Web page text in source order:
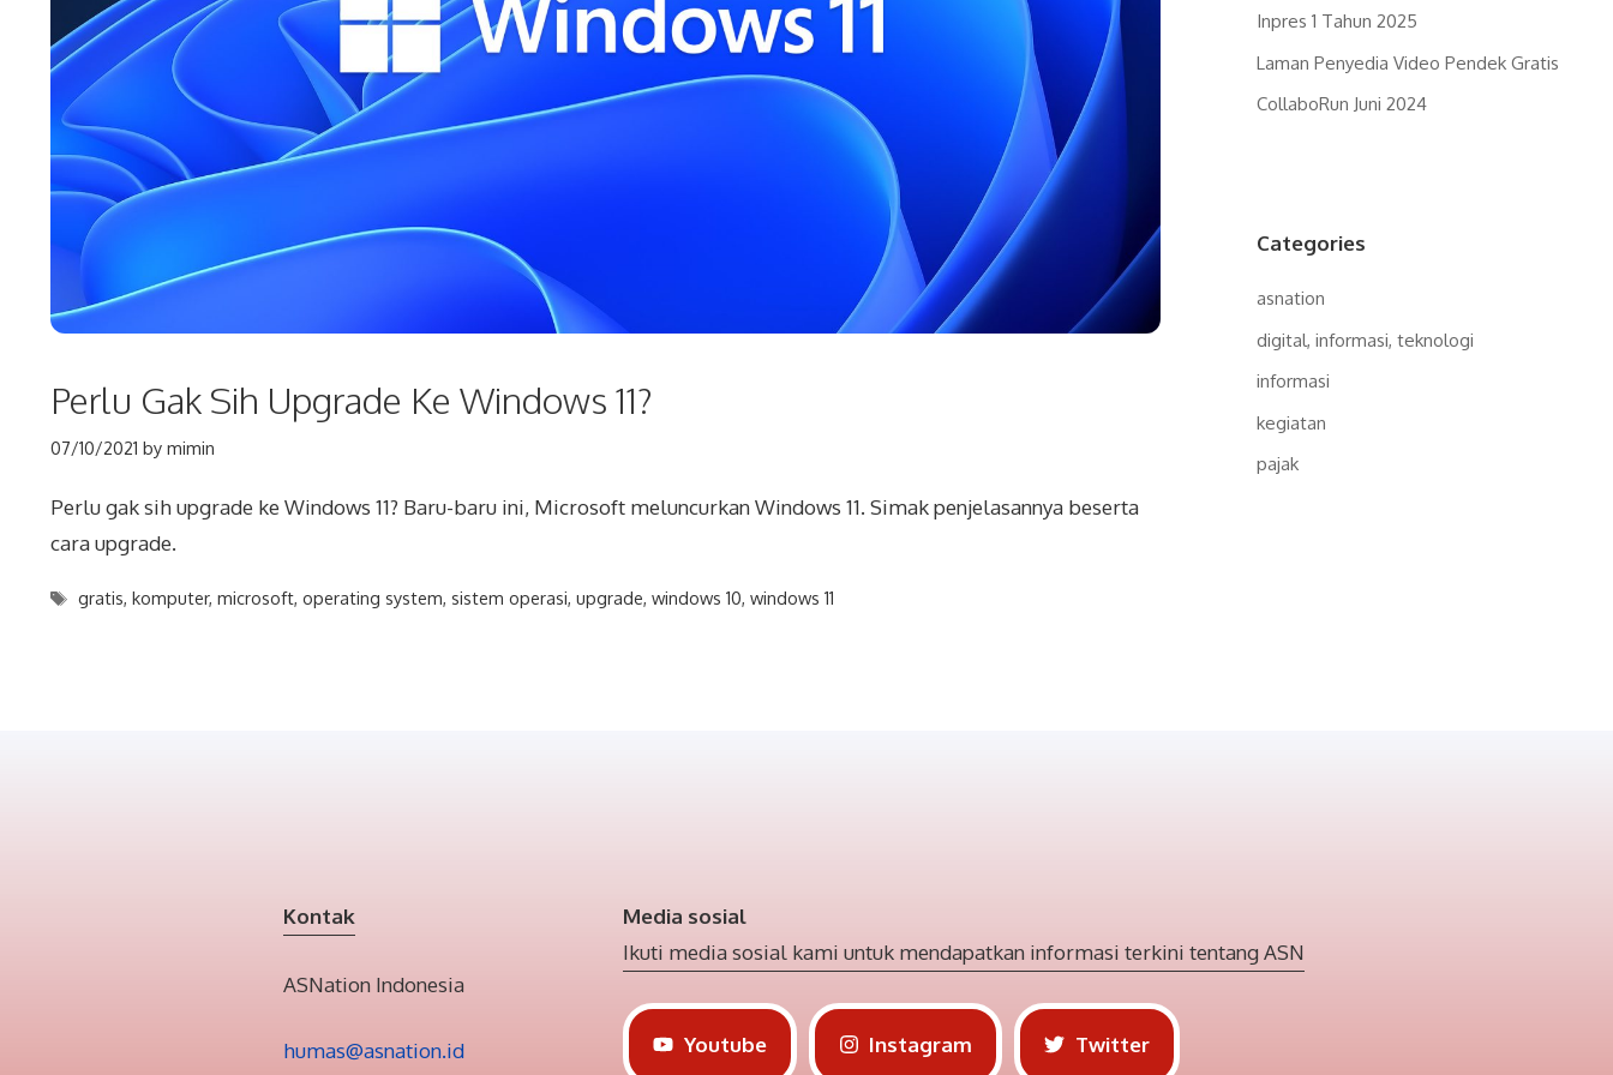
Perlu Gak Sih Upgrade Ke Windows 11?
07/10/2021 by mimin
Perlu gak sih upgrade ke Windows 11? Baru-baru ini, Microsoft meluncurkan Windows 11. Simak penjelasannya beserta
cara upgrade.
Tags
gratis,komputer,microsoft,operating system,sistem operasi,upgrade,windows 10,windows 11
Inpres 1 Tahun 2025
Laman Penyedia Video Pendek Gratis
CollaboRun Juni 2024
Categories
asnation
digital, informasi, teknologi
informasi
kegiatan
pajak
Kontak
ASNation Indonesia
humas@asnation.id
Media sosial
Ikuti media sosial kami untuk mendapatkan informasi terkini tentang ASN
Youtube Instagram Twitter